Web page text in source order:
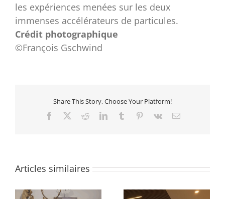
les expériences menées sur les deux
immenses accélérateurs de particules.
Crédit photographique
©François Gschwind
Share This Story, Choose Your Platform!
Facebook RedditLinkedInTumblr Pinterest
Vk Email
Articles similaires